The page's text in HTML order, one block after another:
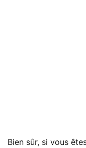
Bien sûr, si vous